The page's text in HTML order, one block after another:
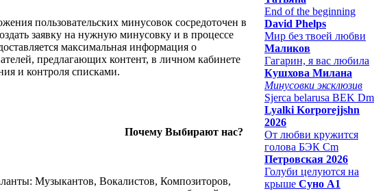
пользовательских минусовок сосредоточен в
заявку на нужную минусовку и в процессе
максимальная информация о
предлагающих контент, в личном кабинете
и контроля списками.
Почему Выбирают нас?
Музыкантов, Вокалистов, Композиторов,
End of the beginning
David Phelps
Мир без твоей любви
Маликов
Гагарин, я вас любила
Кушхова Милана
Минусовки эксклюзив
Sjerca belarusa BEK Dm
Lyalki Korporejjshn
2026
От любви кружится
голова БЭК Cm
Петровская 2026
Голуби целуются на
крыше Суно А1